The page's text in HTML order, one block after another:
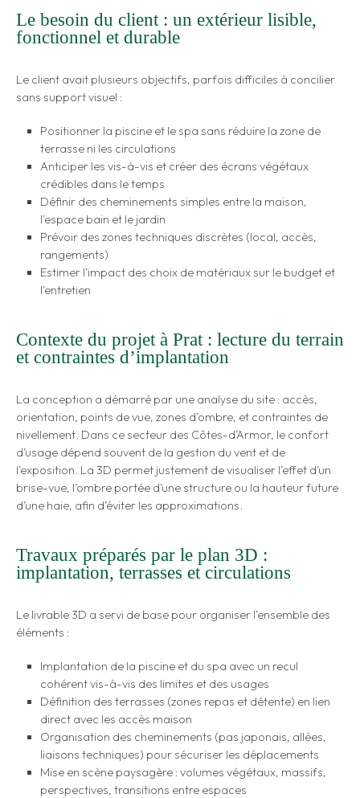
Le besoin du client : un extérieur lisible,
fonctionnel et durable
Le client avait plusieurs objectifs, parfois difficiles à concilier
sans support visuel :
Positionner la piscine et le spa sans réduire la zone de
terrasse ni les circulations
Anticiper les vis-à-vis et créer des écrans végétaux
crédibles dans le temps
Définir des cheminements simples entre la maison,
l’espace bain et le jardin
Prévoir des zones techniques discrètes (local, accès,
rangements)
Estimer l’impact des choix de matériaux sur le budget et
l’entretien
Contexte du projet à Prat : lecture du terrain
et contraintes d’implantation
La conception a démarré par une analyse du site : accès,
orientation, points de vue, zones d’ombre, et contraintes de
nivellement. Dans ce secteur des Côtes-d’Armor, le confort
d’usage dépend souvent de la gestion du vent et de
l’exposition. La 3D permet justement de visualiser l’effet d’un
brise-vue, l’ombre portée d’une structure ou la hauteur future
d’une haie, afin d’éviter les approximations.
Travaux préparés par le plan 3D :
implantation, terrasses et circulations
Le livrable 3D a servi de base pour organiser l’ensemble des
éléments :
Implantation de la piscine et du spa avec un recul
cohérent vis-à-vis des limites et des usages
Définition des terrasses (zones repas et détente) en lien
direct avec les accès maison
Organisation des cheminements (pas japonais, allées,
liaisons techniques) pour sécuriser les déplacements
Mise en scène paysagère : volumes végétaux, massifs,
perspectives, transitions entre espaces